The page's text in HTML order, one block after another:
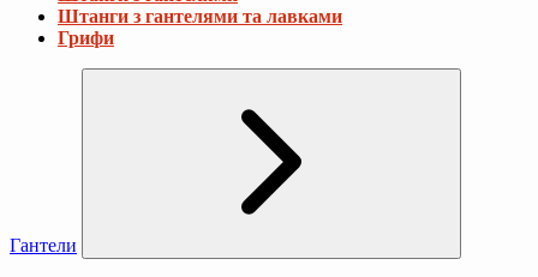
Штанги з гантелями та лавками
Грифи
Гантели